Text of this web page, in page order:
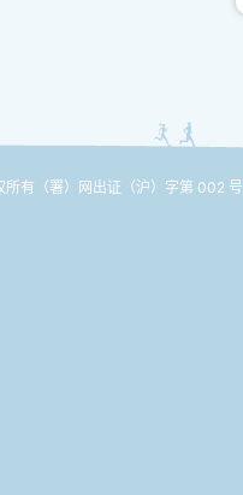
所有 （署）网出证（沪）字第 002 号